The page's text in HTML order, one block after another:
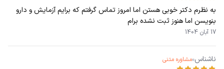
به نظرم دکتر خوبی هستن اما امروز تماس گرفتم که برایم آزمایش و دارو
بنویسن اما هنوز ثبت نشده برام
17 آبان 1404
ناشناس مشاوره متنی